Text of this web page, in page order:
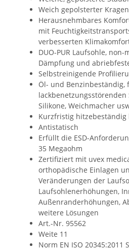
Weich gepolsterter Kragen
Herausnehmbares
mit
verbesserten
DUO-PUR Laufsohle,
Dämpfung und
Selbstreinigende
Öl- und Benzinbeständig,
lackbenetzungsstörenden
Silikone, Weichmacher
Kurzfristig hitzebeständig
Antistatisch
Erfüllt die ESD-
35 Megaohm
Zertifiziert mit uvex
orthopädische Einlagen
Veränderungen der
Laufsohlenerhöhungen,
Außenranderhöhungen,
weitere Lösungen
Art.-Nr. 95562
Weite 11
Norm EN ISO 20345:2011